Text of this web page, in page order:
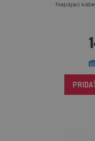
Napájací